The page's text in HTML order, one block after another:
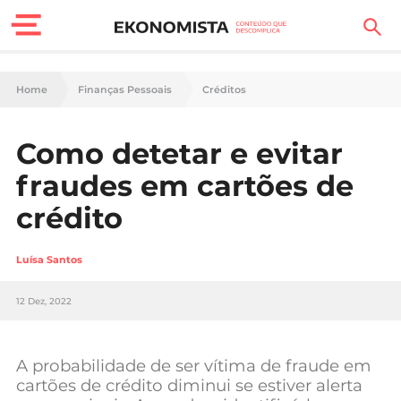
Finanças Pessoais
Carreira
Casa
Lifestyle
Sociedade
Negócios
Home Finanças Pessoais Créditos
Como detetar e evitar
fraudes em cartões de
crédito
Luísa Santos
12 Dez, 2022
A probabilidade de ser vítima de fraude em
cartões de crédito diminui se estiver alerta